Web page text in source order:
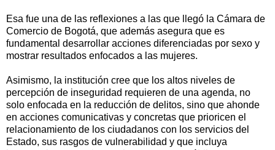
Esa fue una de las reflexiones a las que llegó la Cámara de
Comercio de Bogotá, que además asegura que es
fundamental desarrollar acciones diferenciadas por sexo y
mostrar resultados enfocados a las mujeres.
Asimismo, la institución cree que los altos niveles de
percepción de inseguridad requieren de una agenda, no
solo enfocada en la reducción de delitos, sino que ahonde
en acciones comunicativas y concretas que prioricen el
relacionamiento de los ciudadanos con los servicios del
Estado, sus rasgos de vulnerabilidad y que incluya